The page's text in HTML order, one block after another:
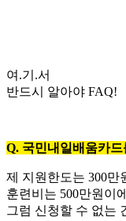
여.기.서
반드시 알아야 FAQ!
Q. 국민내일배움카
제 지원한도는 300만
훈련비는 500만원이
그럼 신청할 수 없는